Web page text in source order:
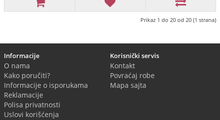
Prikaz 1 do 20 od 20 (1 strana)
Informacije
O nama
Kako poručiti?
Informacije o isporukama
Reklamacije
Polisa privatnosti
Uslovi korišćenja
Korisnički servis
Kontakt
Povraćaj robe
Mapa sajta